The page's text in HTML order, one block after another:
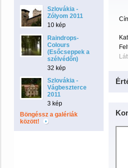
Szlovákia -
Zólyom 2011
10 kép
Raindrops-
Colours
(Esőcseppek a
szélvédőn)
32 kép
Szlovákia -
Vágbeszterce
2011
3 kép
Böngéssz a galériák
között!